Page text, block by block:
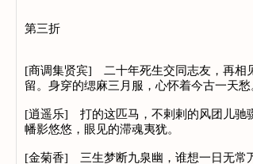
第三折
[商调集贤宾] 二十年死生交同志友，再相
留。身穿的缌麻三月服，心怀着今古一天愁
[逍遥乐] 打的这匹马，不剌剌的风团儿驰
幡影悠悠，眼见的滞魂夷犹。
[金菊香] 三生梦断九泉幽，谁想一日无常